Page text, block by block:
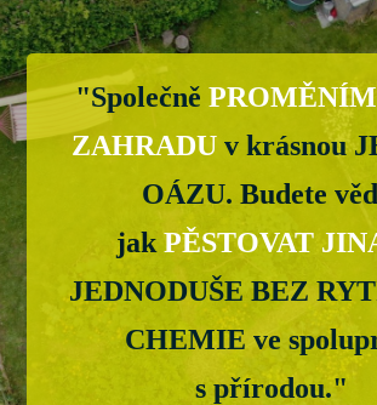
"Společně
ZAHRADU v krásnou
OÁZU. Budete
jak PĚSTOVAT
JEDNODUŠE BEZ
CHEMIE ve
s přírodou."